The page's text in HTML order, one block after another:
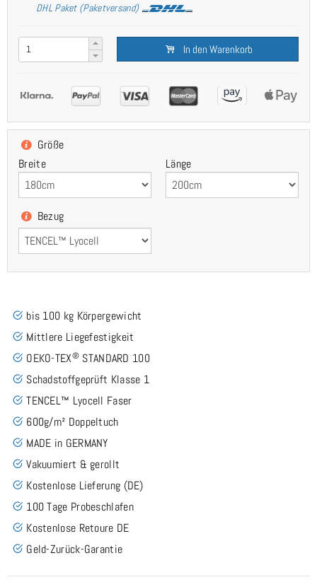
DHL Paket (Paketversand)
In den Warenkorb
Größe
Breite
Länge
Bezug
bis 100 kg Körpergewicht
Mittlere Liegefestigkeit
OEKO-TEX® STANDARD 100
Schadstoffgeprüft Klasse 1
TENCEL™ Lyocell Faser
600g/m² Doppeltuch
MADE in GERMANY
Vakuumiert & gerollt
Kostenlose Lieferung (DE)
100 Tage Probeschlafen
Kostenlose Retoure DE
Geld-Zurück-Garantie